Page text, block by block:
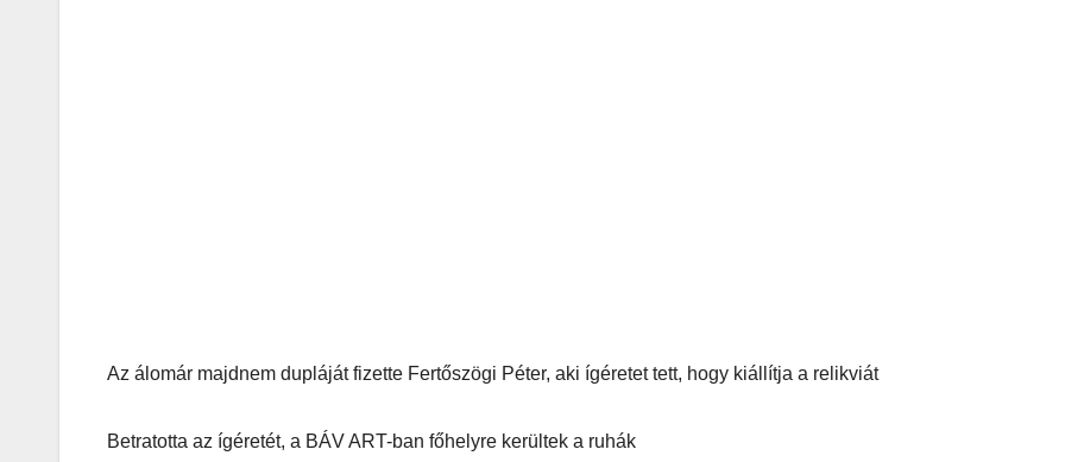
Az álomár majdnem dupláját fizette Fertőszögi Péter, aki ígéretet tett, hogy kiállítja a relikviát
Betratotta az ígéretét, a BÁV ART-ban főhelyre kerültek a ruhák